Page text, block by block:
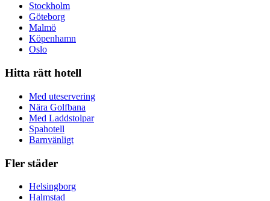
Stockholm
Göteborg
Malmö
Köpenhamn
Oslo
Hitta rätt hotell
Med uteservering
Nära Golfbana
Med Laddstolpar
Spahotell
Barnvänligt
Fler städer
Helsingborg
Halmstad